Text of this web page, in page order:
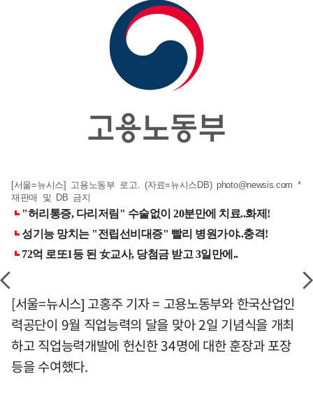
[서울=뉴시스] 고용노동부 로고. (자료=뉴시스DB) photo@newsis.com *
재판매 및 DB 금지
[서울=뉴시스] 고홍주 기자 = 고용노동부와 한국산업인
력공단이 9월 직업능력의 달을 맞아 2일 기념식을 개최
하고 직업능력개발에 헌신한 34명에 대한 훈장과 포장
등을 수여했다.